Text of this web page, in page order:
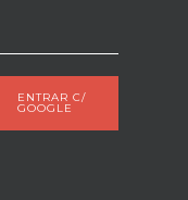
ENTRAR C/
GOOGLE